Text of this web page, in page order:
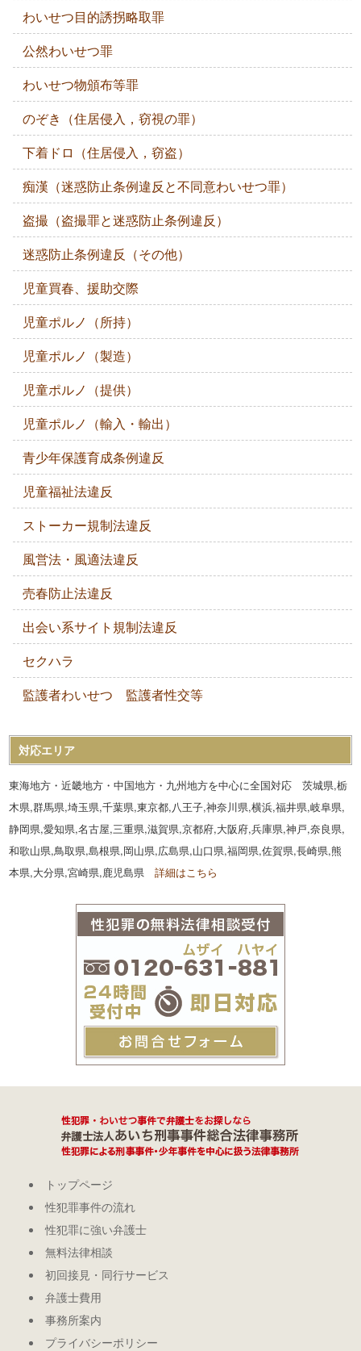
わいせつ目的誘拐略取罪
公然わいせつ罪
わいせつ物頒布等罪
のぞき（住居侵入，窃視の罪）
下着ドロ（住居侵入，窃盗）
痴漢（迷惑防止条例違反と不同意わいせつ罪）
盗撮（盗撮罪と迷惑防止条例違反）
迷惑防止条例違反（その他）
児童買春、援助交際
児童ポルノ（所持）
児童ポルノ（製造）
児童ポルノ（提供）
児童ポルノ（輸入・輸出）
青少年保護育成条例違反
児童福祉法違反
ストーカー規制法違反
風営法・風適法違反
売春防止法違反
出会い系サイト規制法違反
セクハラ
監護者わいせつ 監護者性交等
対応エリア
東海地方・近畿地方・中国地方・九州地方を中心に全国対応 茨城県,栃
木県,群馬県,埼玉県,千葉県,東京都,八王子,神奈川県,横浜,福井県,岐阜県,
静岡県,愛知県,名古屋,三重県,滋賀県,京都府,大阪府,兵庫県,神戸,奈良県,
和歌山県,鳥取県,島根県,岡山県,広島県,山口県,福岡県,佐賀県,長崎県,熊
本県,大分県,宮崎県,鹿児島県詳細はこちら
トップページ
性犯罪事件の流れ
性犯罪に強い弁護士
無料法律相談
初回接見・同行サービス
弁護士費用
事務所案内
プライバシーポリシー